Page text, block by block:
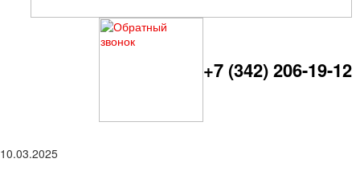
+7 (342) 206-19-12
10.03.2025